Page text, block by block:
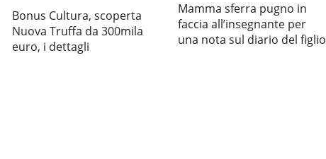
Bonus Cultura, scoperta
Nuova Truffa da 300mila
euro, i dettagli
Mamma sferra pugno in
faccia all’insegnante per
una nota sul diario del figlio